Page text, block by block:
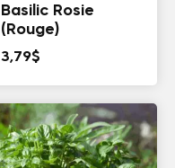
Basilic Rosie
(Rouge)
3,79$